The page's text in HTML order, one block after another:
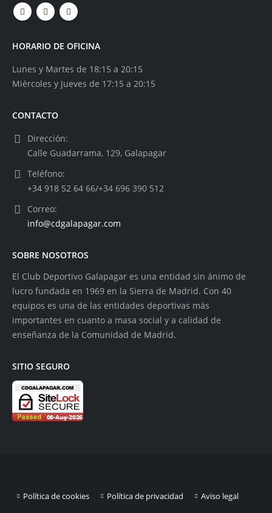
HORARIO DE OFICINA
Lunes y Martes de 18:15 a 20:15
Miércoles y Jueves de 17:15 a 20:15
CONTACTO
Dirección:
Calle Guadarrama, 129, Galapagar
Teléfono:
+34 918 52 64 66/+34 696 390 512
Correo:
info@cdgalapagar.com
SOBRE NOSOTROS
El Club Deportivo Galapagar es una entidad sin ánimo de
lucro fundada en 1969 en la Sierra de Madrid. Con 40
equipos es una de las entidades deportivas más
importantes en cuanto a masa social y a calidad de
enseñanza de la Comunidad de Madrid.
SITIO SEGURO
Política de cookies Política de privacidad Aviso legal